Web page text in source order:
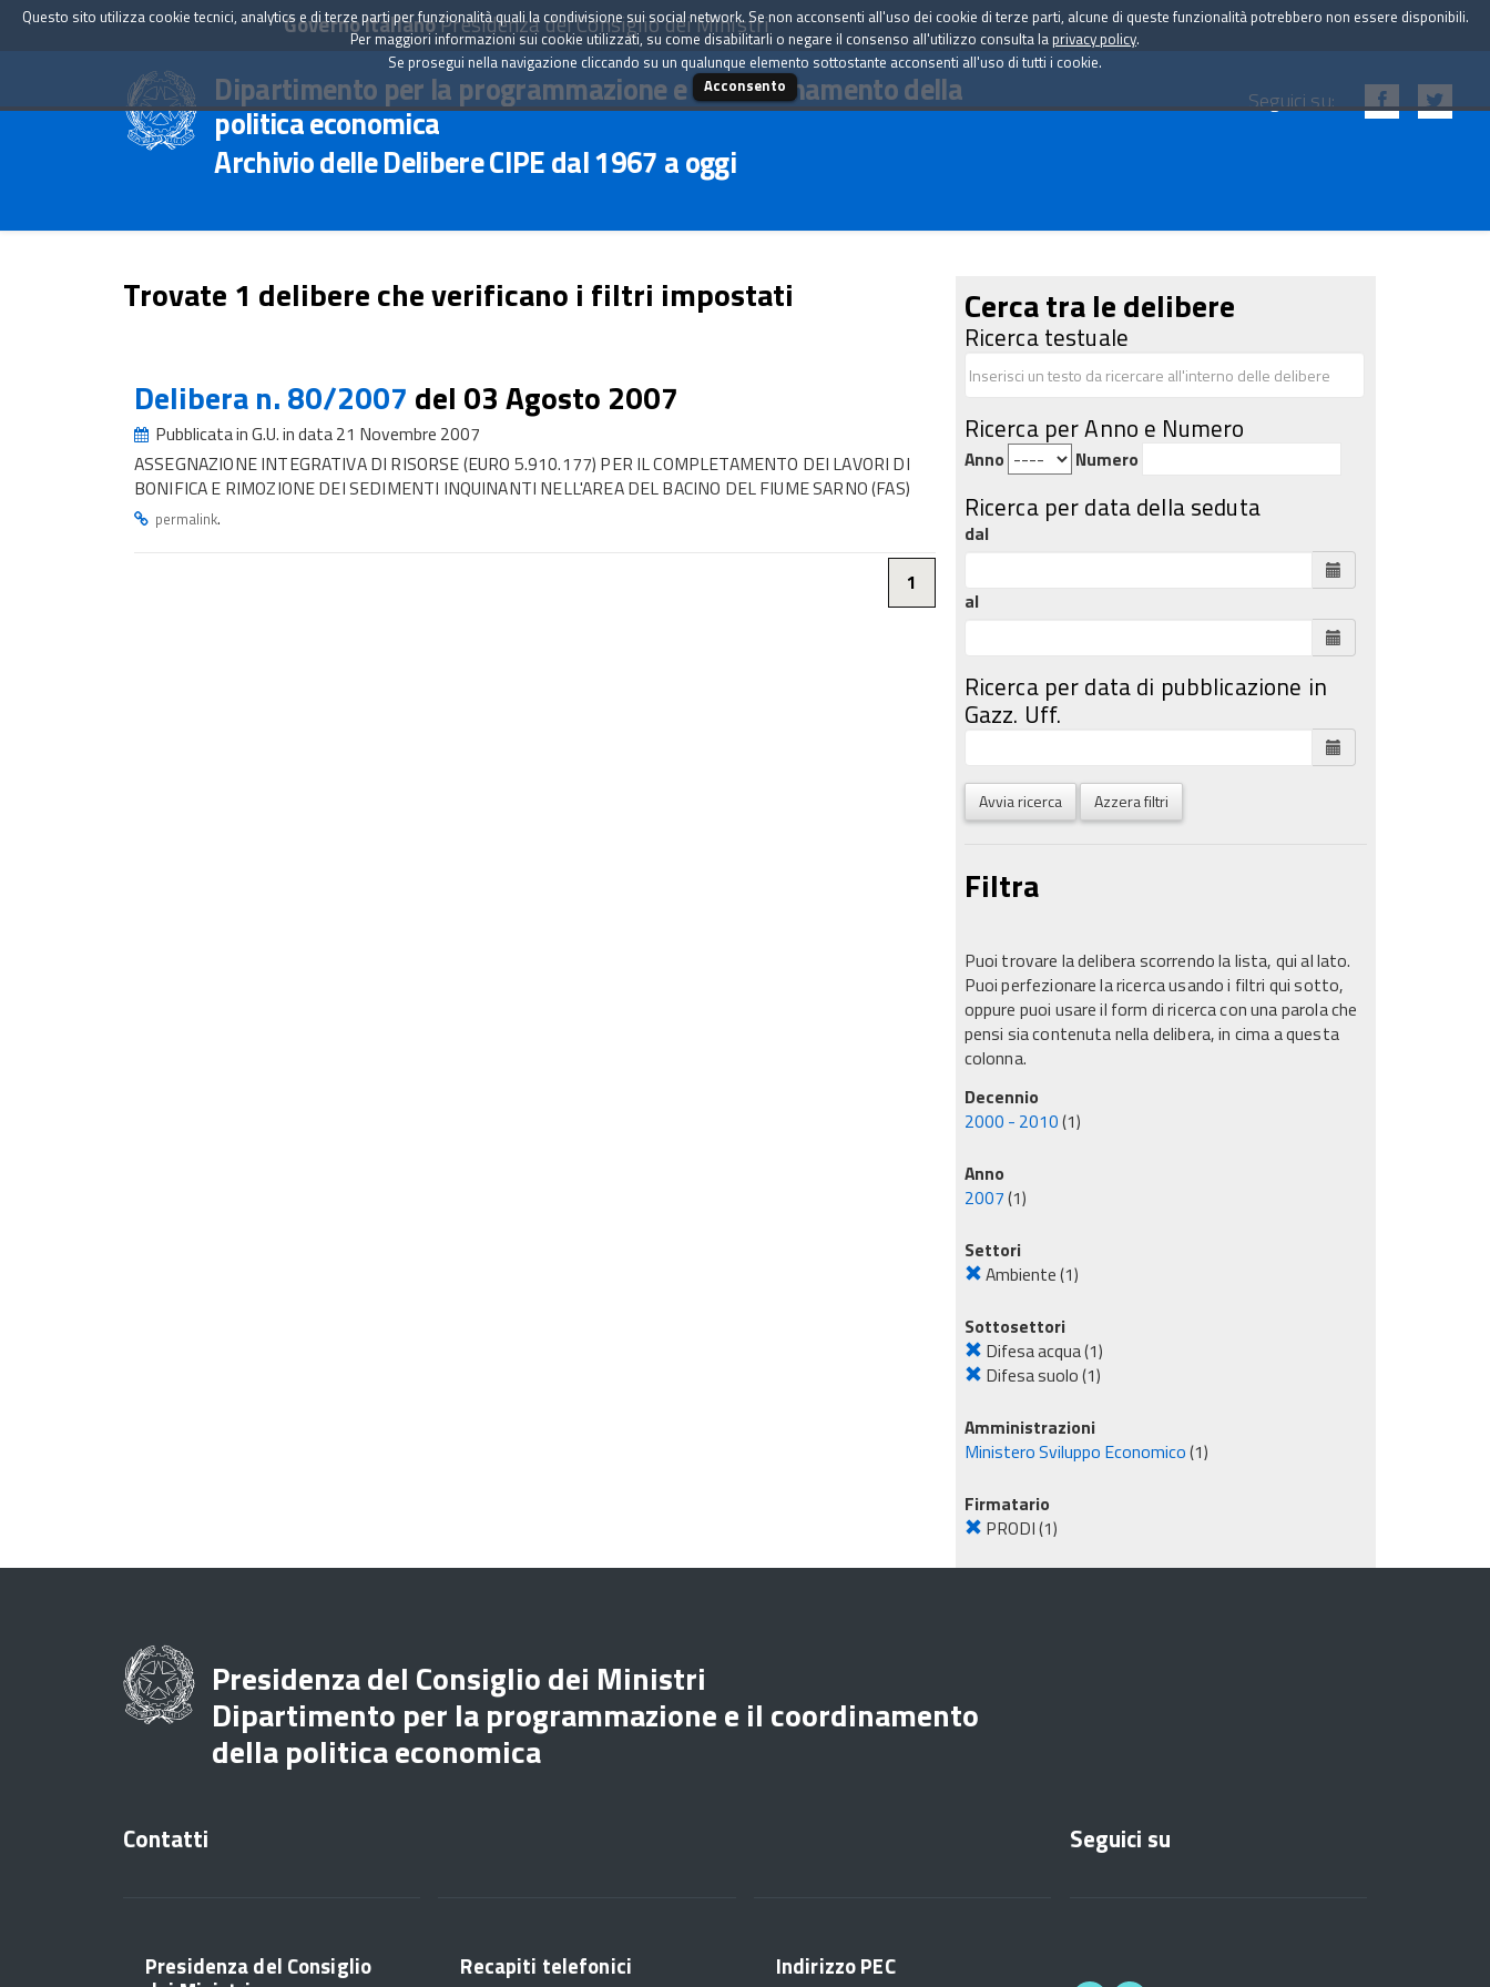
Governo ItalianoPresidenza del Consiglio dei Ministri
Dipartimento per la programmazione e il coordinamento della
politica economica
Archivio delle Delibere CIPE dal 1967 a oggi
Seguici su:
Trovate 1 delibere che verificano i filtri impostati
Delibera n. 80/2007 del 03 Agosto 2007
Pubblicata in G.U. in data 21 Novembre 2007
ASSEGNAZIONE INTEGRATIVA DI RISORSE (EURO 5.910.177) PER IL COMPLETAMENTO DEI LAVORI DI
BONIFICA E RIMOZIONE DEI SEDIMENTI INQUINANTI NELL'AREA DEL BACINO DEL FIUME SARNO (FAS)
permalink.
1
Cerca tra le delibere
Ricerca testuale
Ricerca per Anno e Numero
Anno Numero
Ricerca per data della seduta
dal
al
Ricerca per data di pubblicazione in
Gazz. Uff.
Avvia ricerca Azzera filtri
Filtra
Puoi trovare la delibera scorrendo la lista, qui al lato.
Puoi perfezionare la ricerca usando i filtri qui sotto,
oppure puoi usare il form di ricerca con una parola che
pensi sia contenuta nella delibera, in cima a questa
colonna.
Decennio
2000 - 2010(1)
Anno
2007(1)
Settori
Ambiente(1)
Sottosettori
Difesa acqua(1)
Difesa suolo(1)
Amministrazioni
Ministero Sviluppo Economico(1)
Firmatario
PRODI(1)
Questo sito utilizza cookie tecnici, analytics e di terze parti per funzionalità quali la condivisione sui social network. Se non acconsenti all'uso dei cookie di terze parti, alcune di queste funzionalità potrebbero non essere disponibili.
Per maggiori informazioni sui cookie utilizzati, su come disabilitarli o negare il consenso all'utilizzo consulta la privacy policy.
Se prosegui nella navigazione cliccando su un qualunque elemento sottostante acconsenti all'uso di tutti i cookie.
Acconsento
Presidenza del Consiglio dei Ministri
Dipartimento per la programmazione e il coordinamento
della politica economica
Contatti
Presidenza del Consiglio Recapiti telefonici Indirizzo PEC
Seguici su